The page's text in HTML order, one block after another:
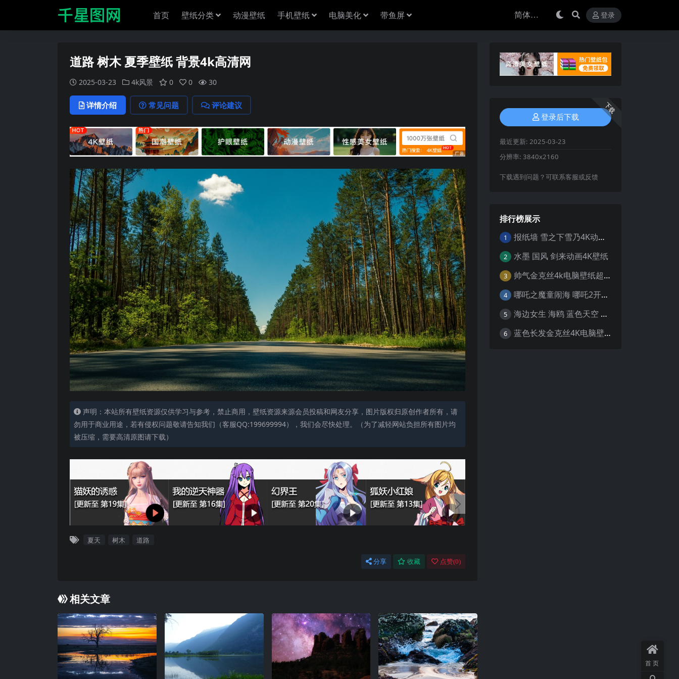
首页 壁纸分类 动漫壁纸 手机壁纸 电脑美化 带鱼屏 登录
道路 树木 夏季壁纸 背景4k高清网
2025-03-23 4k风景 0 0 30
详情介绍 常见问题 评论建议
声明：本站所有壁纸资源仅供学习与参考，禁止商用，壁纸资源来源会员投稿和网友分享，图片版权归原创作者所有，请
勿用于商业用途，若有侵权问题敬请告知我们（客服QQ:199699994），我们会尽快处理。（为了减轻网站负担所有图片均
被压缩，需要高清原图请下载）
夏天 树木 道路
分享 收藏 点赞(0)
相关文章
下载
登录后下载
最近更新: 2025-03-23
分辨率: 3840x2160
下载遇到问题？可联系客服或反馈
排行榜展示
1 报纸墙 雪之下雪乃4K动漫壁纸
2 水墨 国风 剑来动画4K壁纸
3 帅气金克丝4k电脑壁纸超清
4 哪吒之魔童闹海 哪吒2开场4K壁纸
5 海边女生 海鸥 蓝色天空 4K壁纸
6 蓝色长发金克丝4K电脑壁纸
首页